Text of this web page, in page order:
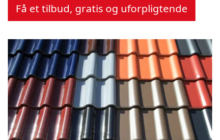
Få et tilbud, gratis og uforpligtende